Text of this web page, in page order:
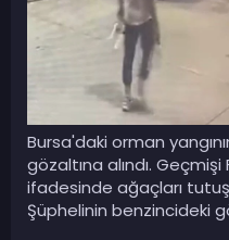
Bursa'daki orman
gözaltına alındı. Geçmişi
ifadesinde ağaçları
Şüphelinin benzincideki